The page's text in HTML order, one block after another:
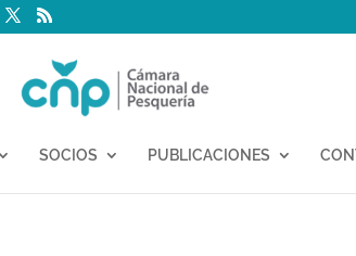
SOCIOS PUBLICACIONES